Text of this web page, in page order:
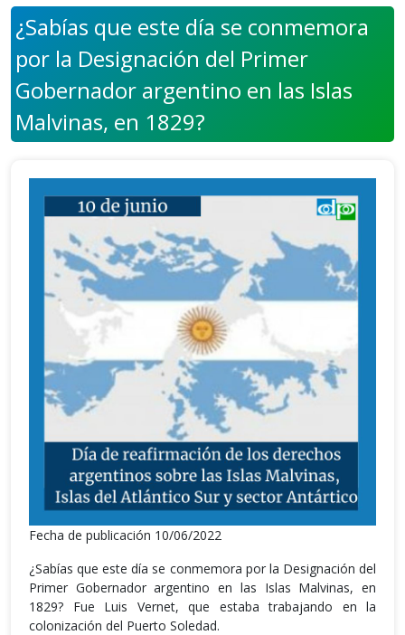
¿Sabías que este día se conmemora
por la Designación del Primer
Gobernador argentino en las Islas
Malvinas, en 1829?
Fecha de publicación 10/06/2022
¿Sabías que este día se conmemora por la Designación del
Primer Gobernador argentino en las Islas Malvinas, en
1829? Fue Luis Vernet, que estaba trabajando en la
colonización del Puerto Soledad.